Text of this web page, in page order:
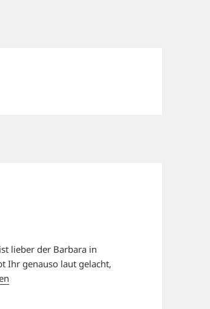
lieber der Barbara in
Ihr genauso laut gelacht,